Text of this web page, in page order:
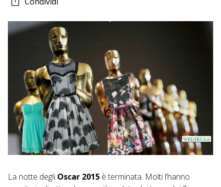
La notte degli Oscar 2015 è terminata. Molti l’hanno